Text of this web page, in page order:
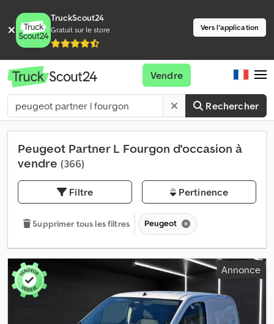
TruckScout24
Gratuit sur le store Vers l'application
Rechercher
Vendre
Peugeot Partner L Fourgon d'occasion à
vendre (366)
Filtre Pertinence
Supprimer tous les filtres Peugeot
Annonce